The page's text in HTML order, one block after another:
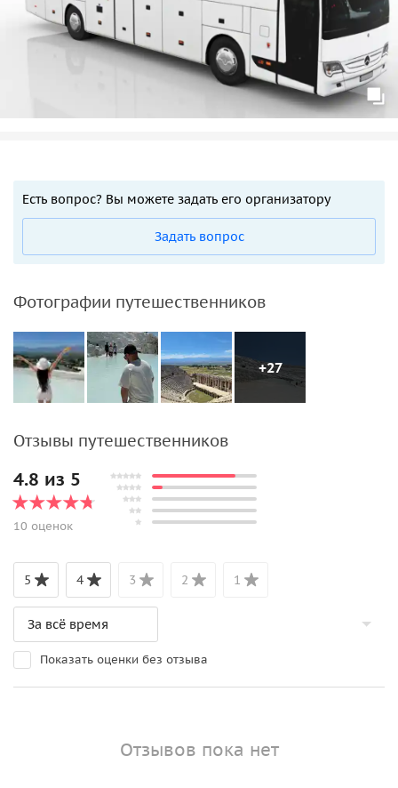
Есть вопрос? Вы можете задать его организатору
Задать вопрос
Фотографии путешественников
+27
Отзывы путешественников
4.8 из 5
10 оценок
5 4 3 2 1
Показать оценки без отзыва
Отзывов пока нет